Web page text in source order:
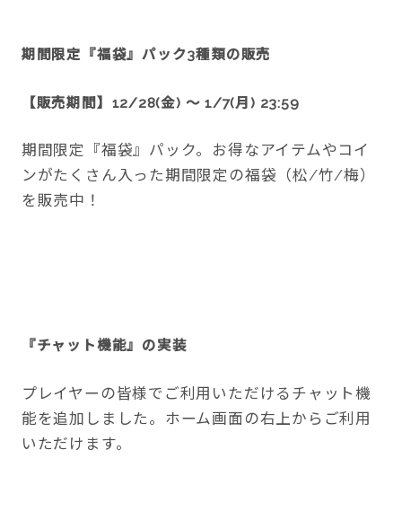
期間限定『福袋』パック3種類の販売
【販売期間】12/28(金) ～ 1/7(月) 23:59
期間限定『福袋』パック。お得なアイテムやコイ
ンがたくさん入った期間限定の福袋（松/竹/梅）
を販売中！
『チャット機能』の実装
プレイヤーの皆様でご利用いただけるチャット機
能を追加しました。ホーム画面の右上からご利用
いただけます。